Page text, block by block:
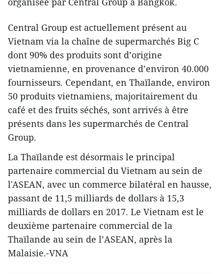
Central Group est actuellement présent au
Vietnam via la chaîne de supermarchés Big C
dont 90% des produits sont d’origine
vietnamienne, en provenance d’environ 40.000
fournisseurs. Cependant, en Thaïlande, environ
50 produits vietnamiens, majoritairement du
café et des fruits séchés, sont arrivés à être
présents dans les supermarchés de Central
Group.
La Thaïlande est désormais le principal
partenaire commercial du Vietnam au sein de
l'ASEAN, avec un commerce bilatéral en hausse,
passant de 11,5 milliards de dollars à 15,3
milliards de dollars en 2017. Le Vietnam est le
deuxième partenaire commercial de la
Thaïlande au sein de l’ASEAN, après la
Malaisie.-VNA